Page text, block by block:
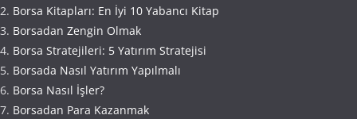
Borsa Kitapları: En İyi 10 Yabancı Kitap
Borsadan Zengin Olmak
Borsa Stratejileri: 5 Yatırım Stratejisi
Borsada Nasıl Yatırım Yapılmalı
Borsa Nasıl İşler?
Borsadan Para Kazanmak